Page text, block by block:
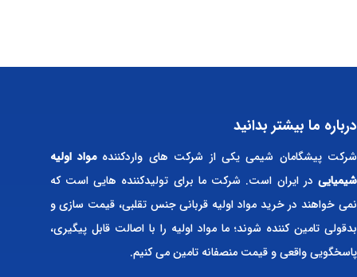
درباره ما بیشتر بدانید
شرکت پیشگامان شیمی یکی از شرکت های واردکنندهمواد اولیه
شیمیایی در ایران است. شرکت ما برای تولیدکننده هایی است که
نمی خواهند در خرید مواد اولیه قربانی جنس تقلبی، قیمت سازی و
بدقولی تامین کننده شوند؛ ما مواد اولیه را با اصالت قابل پیگیری،
پاسخگویی واقعی و قیمت منصفانه تامین می کنیم.